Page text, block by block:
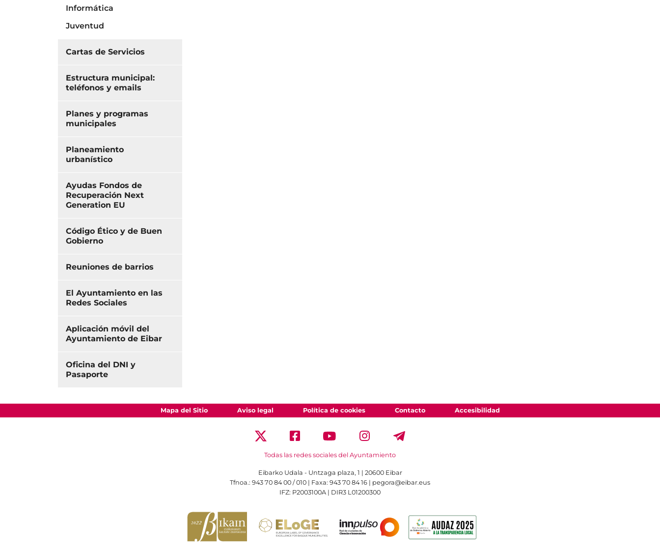
Informática
Juventud
Cartas de Servicios
Estructura municipal:
teléfonos y emails
Planes y programas
municipales
Planeamiento
urbanístico
Ayudas Fondos de
Recuperación Next
Generation EU
Código Ético y de Buen
Gobierno
Reuniones de barrios
El Ayuntamiento en las
Redes Sociales
Aplicación móvil del
Ayuntamiento de Eibar
Oficina del DNI y
Pasaporte
Mapa del Sitio Aviso legal Política de cookies Contacto Accesibilidad
Todas las redes sociales del Ayuntamiento
Eibarko Udala - Untzaga plaza, 1 | 20600 Eibar
Tfnoa.: 943 70 84 00 / 010 | Faxa: 943 70 84 16 | pegora@eibar.eus
IFZ: P2003100A | DIR3 L01200300